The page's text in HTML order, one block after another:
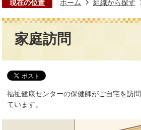
現在の位置 ホーム 組織から探す
家庭訪問
福祉健康センターの保健師がご自宅を訪
ています。